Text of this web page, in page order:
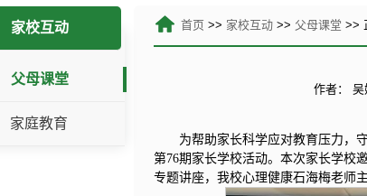
家校互动
父母课堂
家庭教育
首页 >> 家校互动 >> 父母课堂 >>
作者： 吴
为帮助家长科学应对教育压力，
第76期家长学校活动。本次家长学校
专题讲座，我校心理健康石海梅老师主